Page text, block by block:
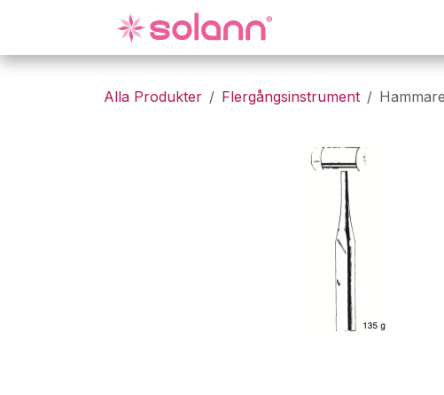
Alla Produkter Flergångsinstrument